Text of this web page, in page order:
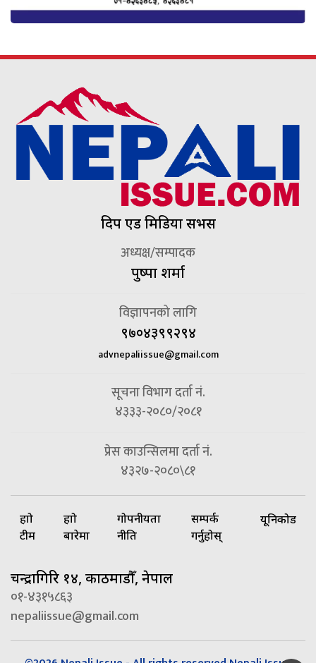
दिप एड मिडिया सर्भिस
अध्यक्ष/सम्पादक
पुष्पा शर्मा
विज्ञापनको लागि
९७०४३९९२९४
advnepaliissue@gmail.com
सूचना विभाग दर्ता नं.
४३३३-२०८०/२०८१
प्रेस काउन्सिलमा दर्ता नं.
४३२७-२०८०\८१
हाम्रो
टीम
हाम्रो
बारेमा
गोपनीयता
नीति
सम्पर्क
गर्नुहोस्
यूनिकोड
चन्द्रागिरि १४, काठमाडौँ, नेपाल
०१-४३१५८६३
nepaliissue@gmail.com